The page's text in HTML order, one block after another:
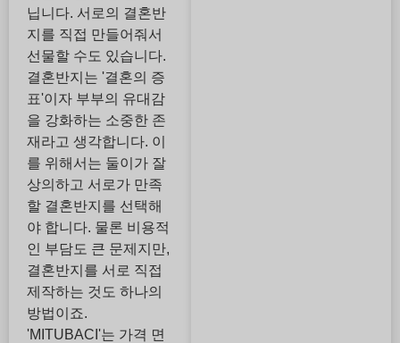
닙니다. 서로의 결혼반
지를 직접 만들어줘서
선물할 수도 있습니다.
결혼반지는 '결혼의 증
표'이자 부부의 유대감
을 강화하는 소중한 존
재라고 생각합니다. 이
를 위해서는 둘이가 잘
상의하고 서로가 만족
할 결혼반지를 선택해
야 합니다. 물론 비용적
인 부담도 큰 문제지만,
결혼반지를 서로 직접
제작하는 것도 하나의
방법이죠.
'MITUBACI'는 가격 면